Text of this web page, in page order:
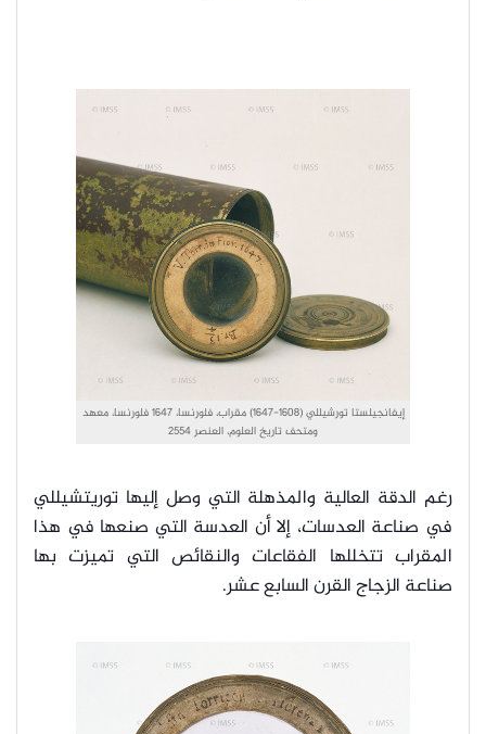
إيفانجيلستا تورشيللي (1608-1647) مقراب، فلورنسا، 1647 فلورنسا، معهد
ومتحف تاريخ العلوم، العنصر 2554
رغم الدقة العالية والمذهلة التي وصل إليها توريتشيللي
في صناعة العدسات، إلا أن العدسة التي صنعها في هذا
المقراب تتخللها الفقاعات والنقائص التي تميزت بها
صناعة الزجاج القرن السابع عشر.